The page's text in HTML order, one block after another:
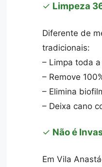
✓ Limpeza
Diferente de
tradicionais:
– Limpa toda
– Remove
– Elimina
– Deixa cano
✓ Não é
Em Vila